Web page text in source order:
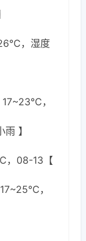
，湿度
，
】
，08-13【
，